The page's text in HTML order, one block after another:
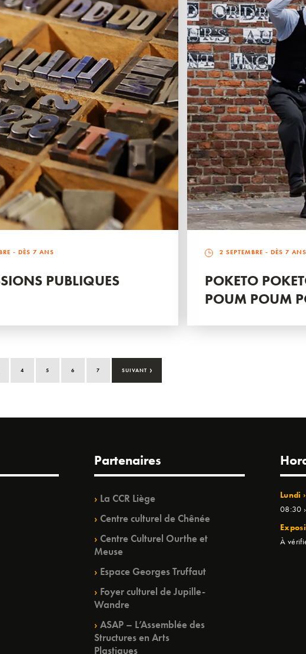
- DÈS 7 ANS
PUBLIQUES
2 SEPTEMBRE - DÈS 7 ANS
POKETO
POUM POUM
4 5 6 7 SUIVANT ›
Partenaires
La CCR Liège
Centre culturel de Chênée
Centre Culturel Ourthe et
Meuse
Espace Georges Truffaut
Foyer culturel de Jupille-
Wandre
ASAP – L’Assemblée des
Structures en Arts
Plastiques
Lundi
08:30
À